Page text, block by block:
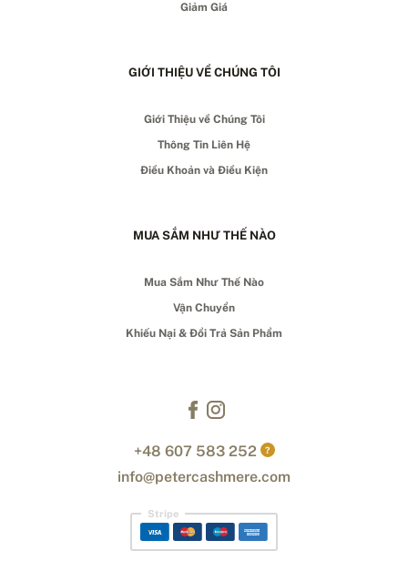
Giảm Giá
GIỚI THIỆU VỀ CHÚNG TÔI
Giới Thiệu về Chúng Tôi
Thông Tin Liên Hệ
Điều Khoản và Điều Kiện
MUA SẮM NHƯ THẾ NÀO
Mua Sắm Như Thế Nào
Vận Chuyển
Khiếu Nại & Đổi Trả Sản Phẩm
+48 607 583 252 ?
info@petercashmere.com
Stripe